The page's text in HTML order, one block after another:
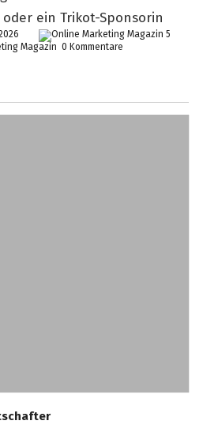
ein Trikot-Sponsorin
5
0 Kommentare